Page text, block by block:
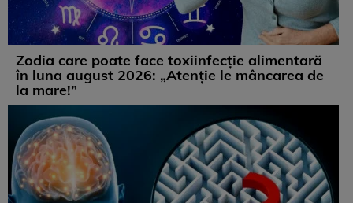
Zodia care poate face toxiinfecție alimentară
în luna august 2026: „Atenție le mâncarea de
la mare!”